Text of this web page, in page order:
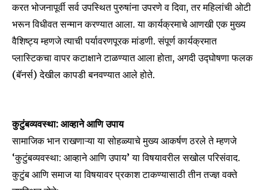
करत भोजनापूर्वी सर्व उपस्थित पुरुषांना उपरणे व दिवा, तर महिलांची ओटी
भरून विधीवत सन्मान करण्यात आला. या कार्यक्रमाचे आणखी एक मुख्य
वैशिष्ट्य म्हणजे त्याची पर्यावरणपूरक मांडणी. संपूर्ण कार्यक्रमात
प्लास्टिकचा वापर कटाक्षाने टाळण्यात आला होता, अगदी उद्घोषणा फलक
(बॅनर्स) देखील कापडी बनवण्यात आले होते.
कुटुंबव्यवस्था: आव्हाने आणि उपाय
सामाजिक भान राखणाऱ्या या सोहळ्याचे मुख्य आकर्षण ठरले ते म्हणजे
‘कुटुंबव्यवस्था: आव्हाने आणि उपाय’ या विषयावरील सखोल परिसंवाद.
कुटुंब आणि समाज या विषयावर प्रकाश टाकण्यासाठी तीन तज्ज्ञ वक्ते